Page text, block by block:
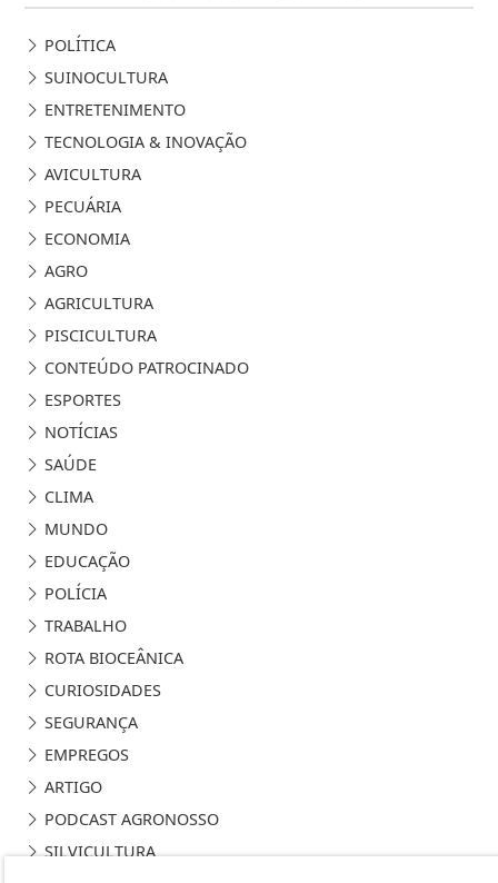
POLÍTICA
TECNOLOGIA & INOVAÇÃO
PECUÁRIA
CONTEÚDO PATROCINADO
NOTÍCIAS
SAÚDE
EDUCAÇÃO
POLÍCIA
ROTA BIOCEÂNICA